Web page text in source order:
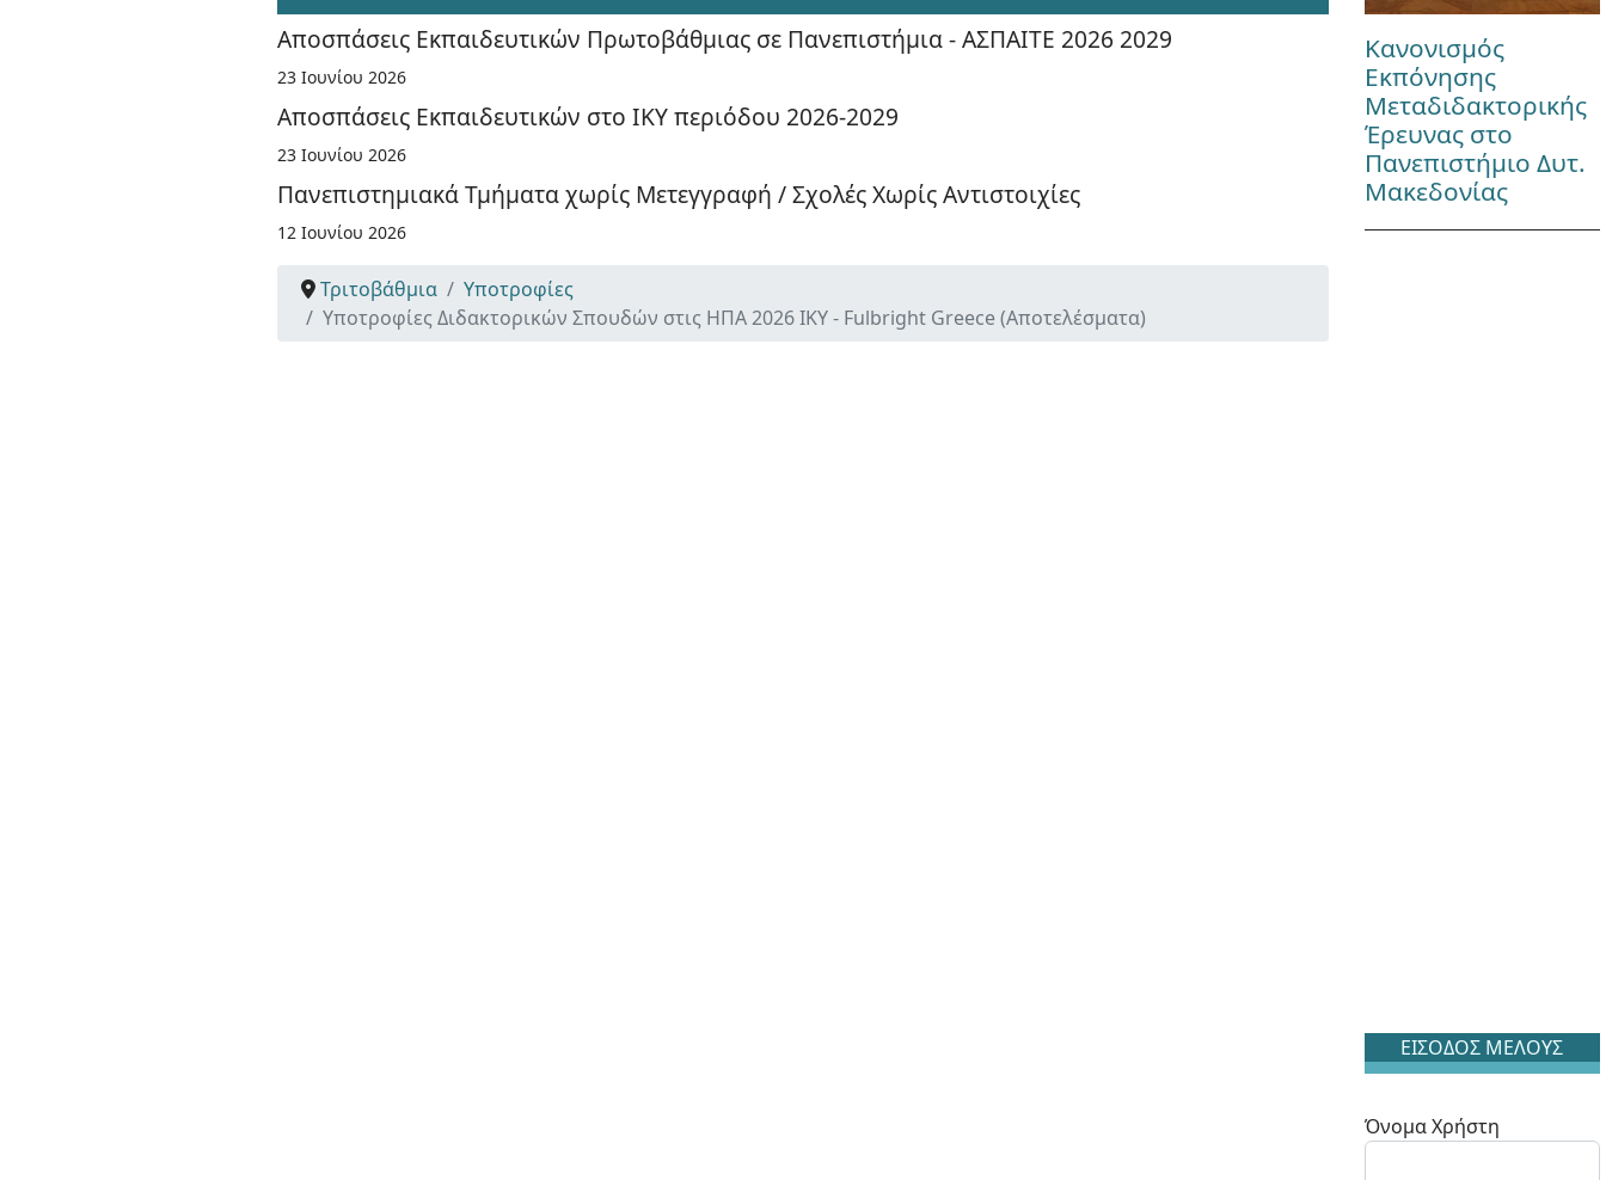
Αποσπάσεις Εκπαιδευτικών Πρωτοβάθμιας σε Πανεπιστήμια - ΑΣΠΑΙΤΕ 2026 2029
23 Ιουνίου 2026
Αποσπάσεις Εκπαιδευτικών στο ΙΚΥ περιόδου 2026-2029
23 Ιουνίου 2026
Πανεπιστημιακά Τμήματα χωρίς Μετεγγραφή / Σχολές Χωρίς Αντιστοιχίες
12 Ιουνίου 2026
Τριτοβάθμια
Υποτροφίες
Υποτροφίες Διδακτορικών Σπουδών στις ΗΠΑ 2026 ΙΚΥ - Fulbright Greece (Αποτελέσματα)
Κανονισμός
Εκπόνησης
Μεταδιδακτορικής
Έρευνας στο
Πανεπιστήμιο Δυτ.
Μακεδονίας
ΕΙΣΟΔΟΣ ΜΕΛΟΥΣ
Όνομα Χρήστη